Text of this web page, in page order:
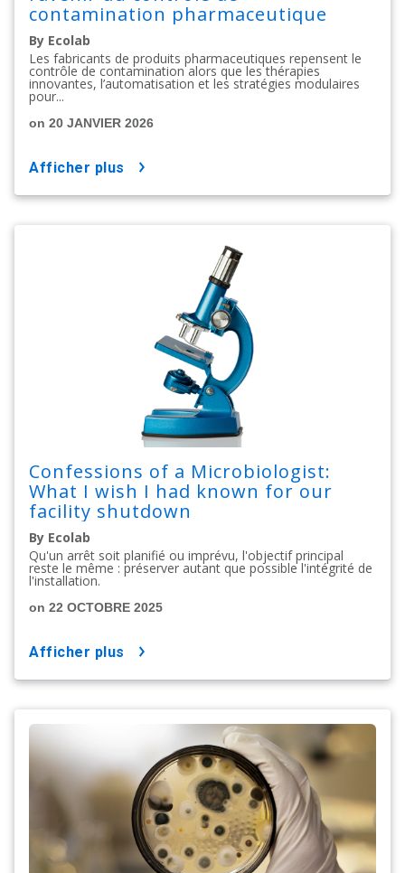
contamination pharmaceutique
By Ecolab
Les fabricants de produits pharmaceutiques repensent le
contrôle de contamination alors que les thérapies
innovantes, l’automatisation et les stratégies modulaires
pour...
on 20 JANVIER 2026
afficher plus
Confessions of a Microbiologist:
What I wish I had known for our
facility shutdown
By Ecolab
Qu'un arrêt soit planifié ou imprévu, l'objectif principal
reste le même : préserver autant que possible l'intégrité de
l'installation.
on 22 OCTOBRE 2025
afficher plus